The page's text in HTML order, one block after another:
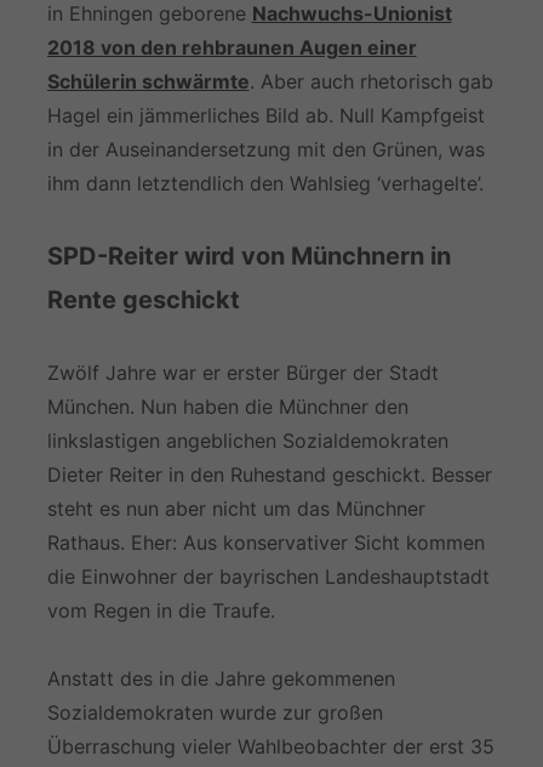
in Ehningen geborene Nachwuchs-Unionist
2018 von den rehbraunen Augen einer
Schülerin schwärmte. Aber auch rhetorisch gab
Hagel ein jämmerliches Bild ab. Null Kampfgeist
in der Auseinandersetzung mit den Grünen, was
ihm dann letztendlich den Wahlsieg ‘verhagelte’.
SPD-Reiter wird von Münchnern in
Rente geschickt
Zwölf Jahre war er erster Bürger der Stadt
München. Nun haben die Münchner den
linkslastigen angeblichen Sozialdemokraten
Dieter Reiter in den Ruhestand geschickt. Besser
steht es nun aber nicht um das Münchner
Rathaus. Eher: Aus konservativer Sicht kommen
die Einwohner der bayrischen Landeshauptstadt
vom Regen in die Traufe.
Anstatt des in die Jahre gekommenen
Sozialdemokraten wurde zur großen
Überraschung vieler Wahlbeobachter der erst 35